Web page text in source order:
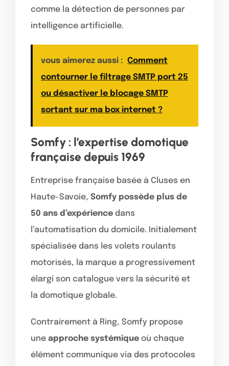
comme la détection de personnes par
intelligence artificielle.
vous aimerez aussi : Comment
contourner le filtrage SMTP port 25
ou désactiver le blocage SMTP
sortant sur ma box internet ?
Somfy : l’expertise domotique
française depuis 1969
Entreprise française basée à Cluses en
Haute-Savoie, Somfy possède plus de
50 ans d’expérience dans
l’automatisation du domicile. Initialement
spécialisée dans les volets roulants
motorisés, la marque a progressivement
élargi son catalogue vers la sécurité et
la domotique globale.
Contrairement à Ring, Somfy propose
une approche systémique où chaque
élément communique via des protocoles